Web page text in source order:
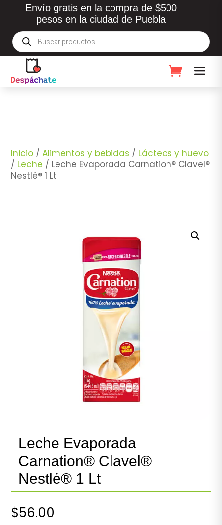
Envío gratis en la compra de $500
pesos en la ciudad de Puebla
Búsqueda
de
productos
Inicio /Alimentos y bebidas / Lácteos y huevo
/ Leche / Leche Evaporada Carnation® Clavel®
Nestlé® 1 Lt
Leche Evaporada
Carnation® Clavel®
Nestlé® 1 Lt
$56.00